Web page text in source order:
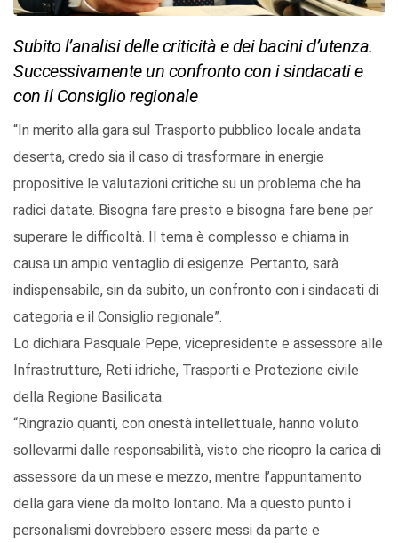
Subito l’analisi delle criticità e dei bacini d’utenza.
Successivamente un confronto con i sindacati e
con il Consiglio regionale
“In merito alla gara sul Trasporto pubblico locale andata
deserta, credo sia il caso di trasformare in energie
propositive le valutazioni critiche su un problema che ha
radici datate. Bisogna fare presto e bisogna fare bene per
superare le difficoltà. Il tema è complesso e chiama in
causa un ampio ventaglio di esigenze. Pertanto, sarà
indispensabile, sin da subito, un confronto con i sindacati di
categoria e il Consiglio regionale”.
Lo dichiara Pasquale Pepe, vicepresidente e assessore alle
Infrastrutture, Reti idriche, Trasporti e Protezione civile
della Regione Basilicata.
“Ringrazio quanti, con onestà intellettuale, hanno voluto
sollevarmi dalle responsabilità, visto che ricopro la carica di
assessore da un mese e mezzo, mentre l’appuntamento
della gara viene da molto lontano. Ma a questo punto i
personalismi dovrebbero essere messi da parte e